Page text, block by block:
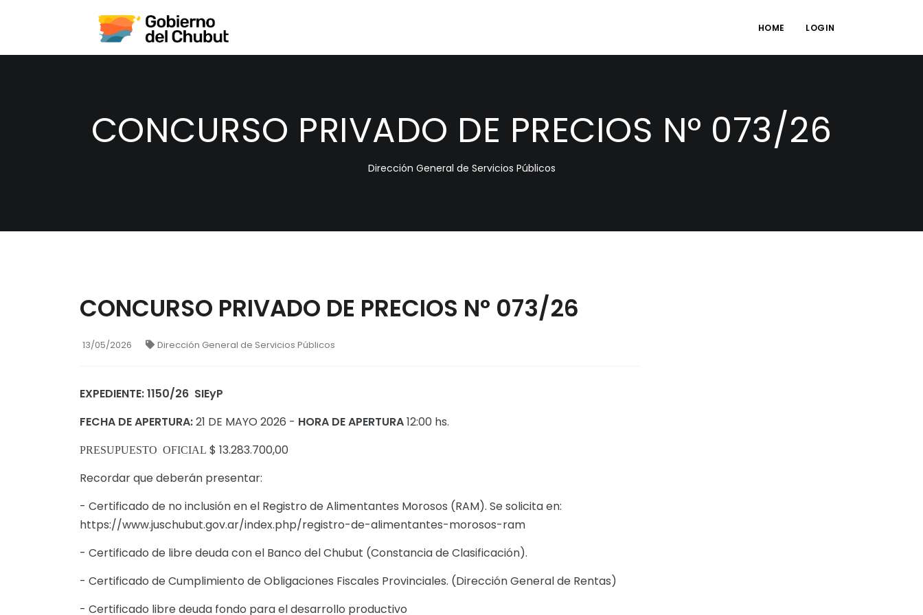
HOME LOGIN
CONCURSO PRIVADO DE PRECIOS N° 073/26
Dirección General de Servicios Públicos
CONCURSO PRIVADO DE PRECIOS N° 073/26
13/05/2026 Dirección General de Servicios Públicos
EXPEDIENTE: 1150/26 SIEyP
FECHA DE APERTURA:21 DE MAYO 2026 - HORA DE APERTURA12:00 hs.
PRESUPUESTO OFICIAL $ 13.283.700,00
Recordar que deberán presentar:
- Certificado de no inclusión en el Registro de Alimentantes Morosos (RAM). Se solicita en:
https://www.juschubut.gov.ar/index.php/registro-de-alimentantes-morosos-ram
- Certificado de libre deuda con el Banco del Chubut (Constancia de Clasificación).
- Certificado de Cumplimiento de Obligaciones Fiscales Provinciales. (Dirección General de Rentas)
- Certificado libre deuda fondo para el desarrollo productivo